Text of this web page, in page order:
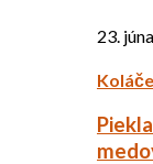
23.